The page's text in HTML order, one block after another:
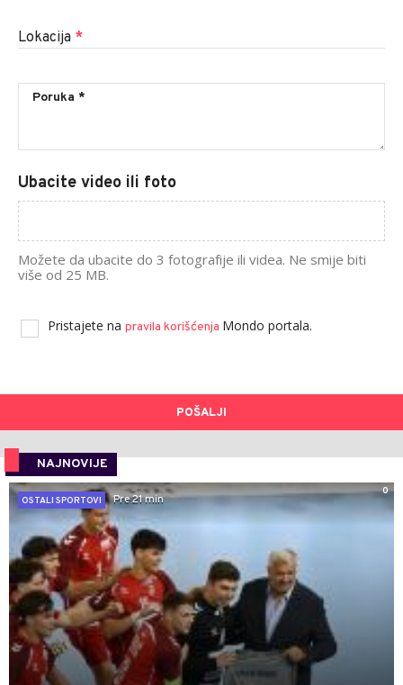
Lokacija *
Ubacite video ili foto
Možete da ubacite do 3 fotografije ili videa. Ne smije biti
više od 25 MB.
Pristajete na pravila korišćenja Mondo portala.
POŠALJI
NAJNOVIJE
0
OSTALI SPORTOVI
Pre 21 min